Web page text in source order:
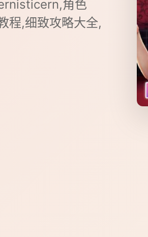
角色
,细致攻略大全,